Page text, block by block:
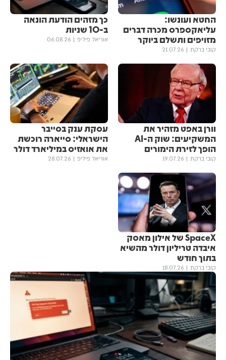
החטא ועונשו:
עליאקספרס מכרה דברים
מזויפים ותשלם ביוקר
קובי ברקת 21.07.26
כך מזהים הודעת הונאה
ב-10 שניות
אוריאל פיליפ 06.08.26
וורן באפט מזהיר את
המשקיעים: שוק ה-AI
הופך לזירת הימורים
קובי ברקת 19.07.26
עסקת ענק בסייבר
הישראלי: סייארה רוכשת
את אואזיס במיליארד דולר
אוריאל פיליפ 28.07.26
SpaceX של אילון מאסק
איבדה טריליון דולר מהשיא
בתוך חודש
קובי ברקת 18.07.26